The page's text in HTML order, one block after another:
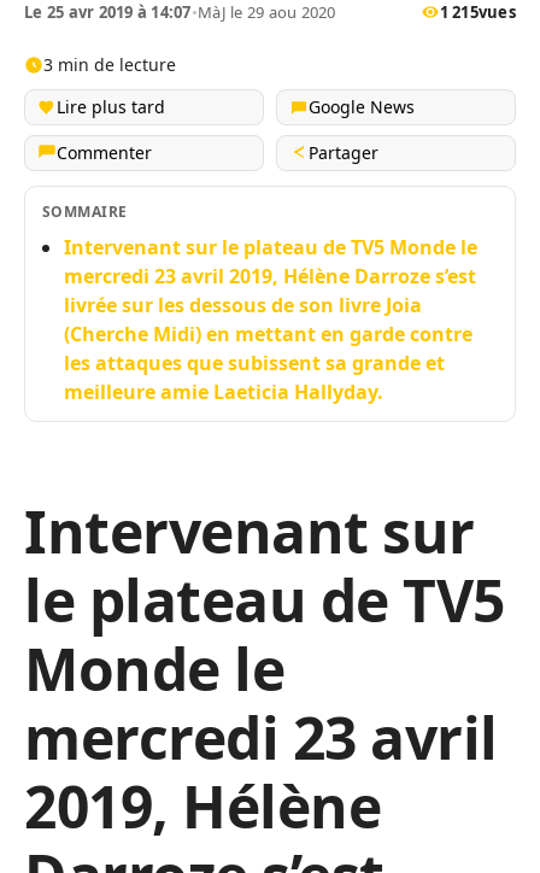
Le 25 avr 2019 à 14:07•MàJ le 29 aou 2020 1 215vues
3 min de lecture
Lire plus tard
Google News
Commenter
Partager
SOMMAIRE
Intervenant sur le plateau de TV5 Monde le
mercredi 23 avril 2019, Hélène Darroze s’est
livrée sur les dessous de son livre Joia
(Cherche Midi) en mettant en garde contre
les attaques que subissent sa grande et
meilleure amie Laeticia Hallyday.
Intervenant sur
le plateau de TV5
Monde le
mercredi 23 avril
2019, Hélène